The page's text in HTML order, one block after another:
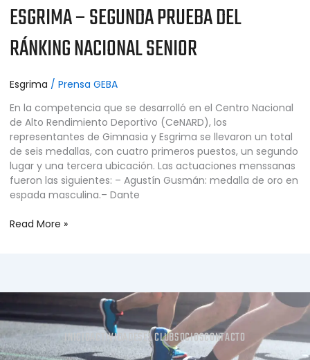
ESGRIMA – SEGUNDA PRUEBA DEL
RÁNKING NACIONAL SENIOR
Esgrima / Prensa GEBA
En la competencia que se desarrolló en el Centro Nacional
de Alto Rendimiento Deportivo (CeNARD), los
representantes de Gimnasia y Esgrima se llevaron un total
de seis medallas, con cuatro primeros puestos, un segundo
lugar y una tercera ubicación. Las actuaciones menssanas
fueron las siguientes: – Agustín Gusmán: medalla de oro en
espada masculina.– Dante
Read More »
INICIOACTIVIDADES EL CLUBSOCIOSCONTACTO